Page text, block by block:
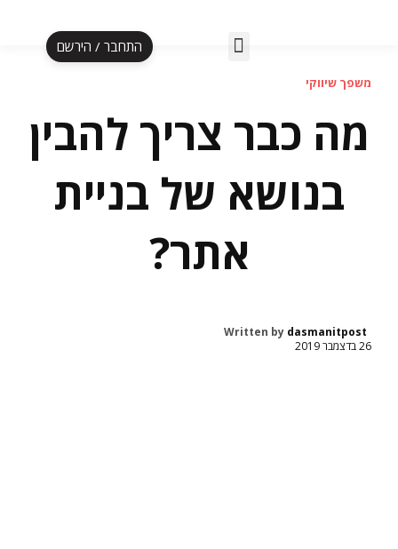
התחבר / הירשם
משפך שיווקי
מה כבר צריך להבין
בנושא של בניית
אתר?
Written by dasmanitpost
26 בדצמבר 2019